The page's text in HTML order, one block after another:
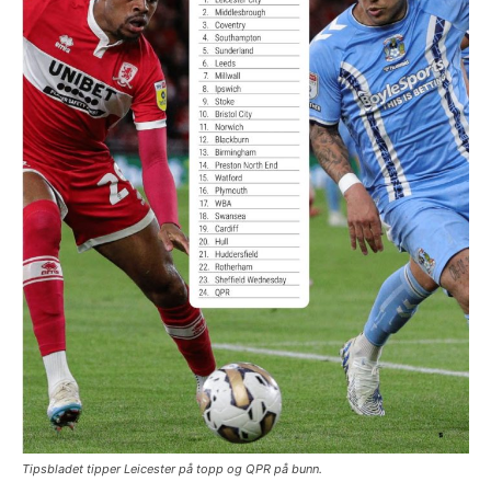
Tipsbladet tipper Leicester på topp og QPR på bunn.